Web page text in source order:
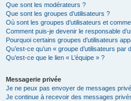
Que sont les modérateurs ?
Que sont les groupes d’utilisateurs ?
Où sont les groupes d’utilisateurs et
Comment puis-je devenir le responsable
Pourquoi certains groupes d’utilisateurs
Qu’est-ce qu’un « groupe d’utilisateurs par
Qu’est-ce que le lien « L’équipe » ?
Messagerie privée
Je ne peux pas envoyer de messages
Je continue à recevoir des messages